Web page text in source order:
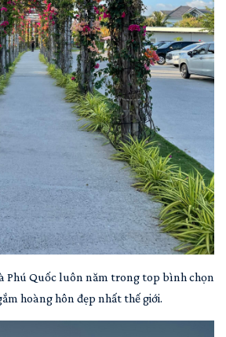
Phú Quốc luôn năm trong top bình chọn
hoàng hôn đẹp nhất thế giới.